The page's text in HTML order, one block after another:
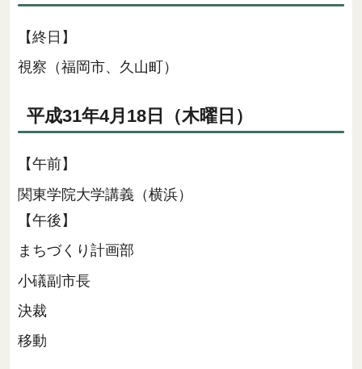
【終日】
視察（福岡市、久山町）
平成31年4月18日（木曜日）
【午前】
関東学院大学講義（横浜）
【午後】
まちづくり計画部
小礒副市長
決裁
移動